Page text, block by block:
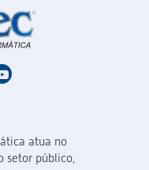
atua no
setor público,